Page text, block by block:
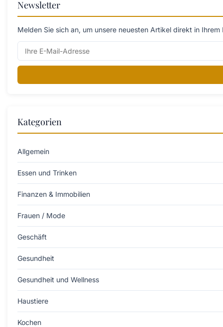
Newsletter
Melden Sie sich an, um unsere neuesten Artikel direkt in
Kategorien
Allgemein
Essen und Trinken
Finanzen & Immobilien
Frauen / Mode
Geschäft
Gesundheit
Gesundheit und Wellness
Haustiere
Kochen